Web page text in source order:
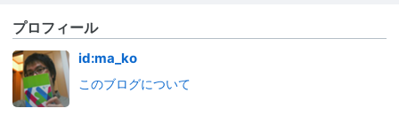
プロフィール
id:ma_ko
このブログについて